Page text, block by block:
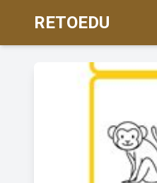
RETOEDU